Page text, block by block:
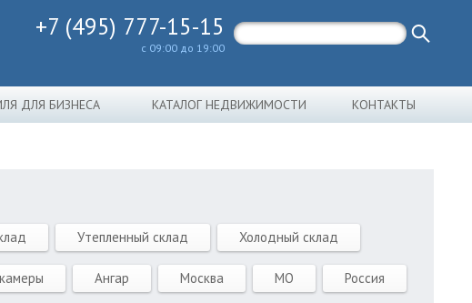
+7 (495) 777-15-15
с 09:00 до 19:00
ДЛЯ БИЗНЕСА КАТАЛОГ НЕДВИЖИМОСТИ КОНТАКТЫ
Утепленный склад Холодный склад
Ангар Москва МО Россия